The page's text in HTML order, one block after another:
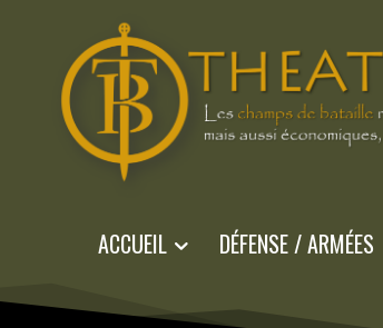
ACCUEIL DÉFENSE / ARMÉES